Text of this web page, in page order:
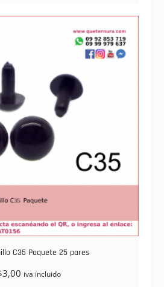
C35 Paquete 25 pares
3,00 iva incluido